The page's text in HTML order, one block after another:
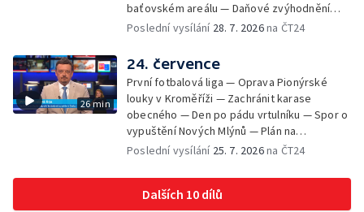
baťovském areálu — Daňové zvýhodnění
vína — Výhružky na magistrátu v Olomouci —
Brněnské týmy v první fotbalové lize —
Chystaná rekonstrukce bývalé věznice —
Nový seriál pro děti
Poslední vysílání 28. 7. 2026na ČT24
26 min
24. července
První fotbalová liga — Oprava Pionýrské
louky v Kroměříži — Zachránit karase
obecného — Den po pádu vrtulníku — Spor o
vypuštění Nových Mlýnů — Plán na
odstranění ohořelé budovy — 52. ročník
samostatné továrny
Poslední vysílání 25. 7. 2026na ČT24
Dalších 10 dílů